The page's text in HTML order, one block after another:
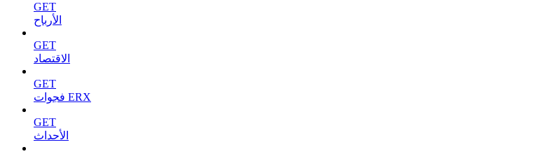
GET
الأرباح
GET
الاقتصاد
GET
فجوات ERX
GET
الأحداث